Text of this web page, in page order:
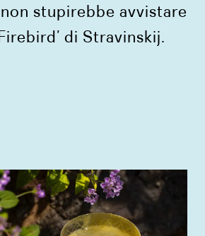
stupirebbe avvistare
di Stravinskij.